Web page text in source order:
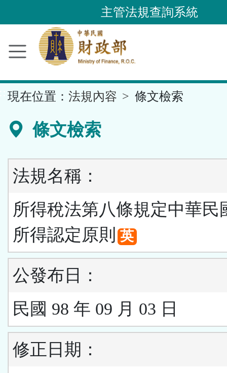
到
要
容
區
主管法規查詢系統
現在位置： 法規內容 條文檢索
條文檢索
法規名稱：
所得稅法第八條規定中華民
所得認定原則 英
公發布日：
民國 98 年 09 月 03 日
修正日期：